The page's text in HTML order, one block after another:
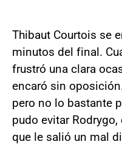
Thibaut Courtois se
minutos del final.
frustró una clara
encaró sin
pero no lo bastante
pudo evitar
que le salió un mal